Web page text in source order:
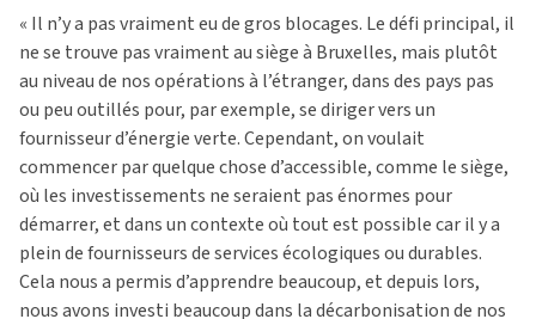
« Il n’y a pas vraiment eu de gros blocages. Le défi principal, il
ne se trouve pas vraiment au siège à Bruxelles, mais plutôt
au niveau de nos opérations à l’étranger, dans des pays pas
ou peu outillés pour, par exemple, se diriger vers un
fournisseur d’énergie verte. Cependant, on voulait
commencer par quelque chose d’accessible, comme le siège,
où les investissements ne seraient pas énormes pour
démarrer, et dans un contexte où tout est possible car il y a
plein de fournisseurs de services écologiques ou durables.
Cela nous a permis d’apprendre beaucoup, et depuis lors,
nous avons investi beaucoup dans la décarbonisation de nos